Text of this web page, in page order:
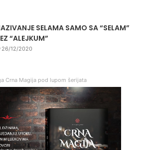
SELAMA SAMO SA “SELAM”
“ALEJKUM”
26/12/2020
Crna Magija pod lupom šerijata